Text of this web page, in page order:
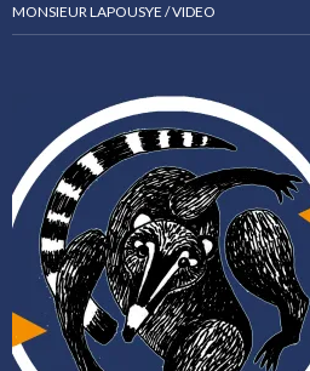
MONSIEUR LAPOUSYE / VIDEO